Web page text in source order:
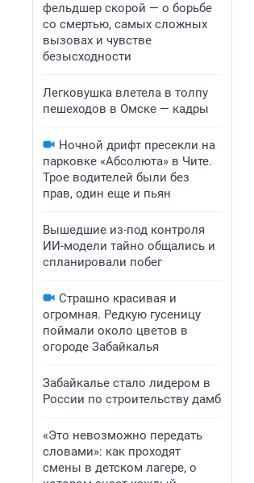
фельдшер скорой — о борьбе
со смертью, самых сложных
вызовах и чувстве
безысходности
Легковушка влетела в толпу
пешеходов в Омске — кадры
Ночной дрифт пресекли на
парковке «Абсолюта» в Чите.
Трое водителей были без
прав, один еще и пьян
Вышедшие из-под контроля
ИИ-модели тайно общались и
спланировали побег
Страшно красивая и
огромная. Редкую гусеницу
поймали около цветов в
огороде Забайкалья
Забайкалье стало лидером в
России по строительству дамб
«Это невозможно передать
словами»: как проходят
смены в детском лагере, о